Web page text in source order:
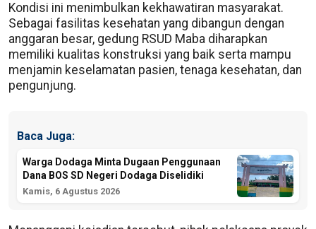
Kondisi ini menimbulkan kekhawatiran masyarakat.
Sebagai fasilitas kesehatan yang dibangun dengan
anggaran besar, gedung RSUD Maba diharapkan
memiliki kualitas konstruksi yang baik serta mampu
menjamin keselamatan pasien, tenaga kesehatan, dan
pengunjung.
Baca Juga:
Warga Dodaga Minta Dugaan Penggunaan
Dana BOS SD Negeri Dodaga Diselidiki
Kamis, 6 Agustus 2026